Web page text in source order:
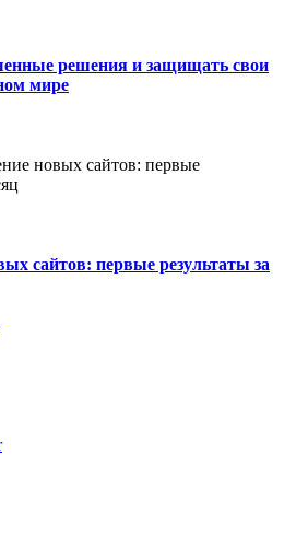
решения и защищать свои
мире
сайтов: первые результаты за